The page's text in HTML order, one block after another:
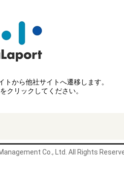
から他社サイトへ遷移します。
クリックしてください。
Co., Ltd. All Rights